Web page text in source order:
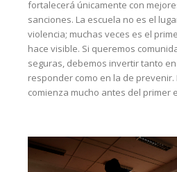
fortalecerá únicamente con
sanciones. La escuela no es el
violencia; muchas veces es el
hace visible. Si queremos
seguras, debemos invertir tanto
responder como en la de
comienza mucho antes del primer